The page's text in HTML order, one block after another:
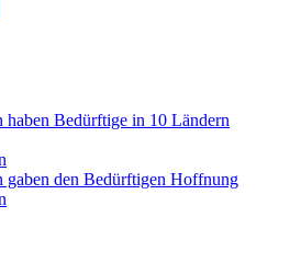
haben Bedürftige in 10 Ländern
gaben den Bedürftigen Hoffnung